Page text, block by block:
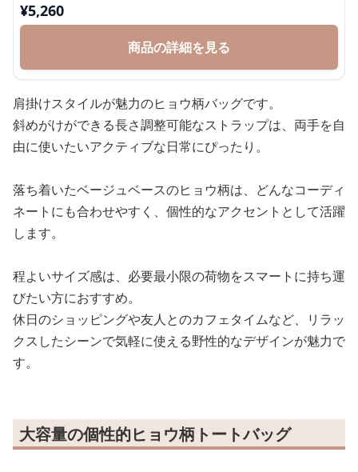
¥5,260
商品の詳細を見る
肩掛けスタイルが魅力のヒョウ柄バッグです。
斜めがけができる長さ調整可能なストラップは、両手を自
由に使いたいアクティブな日常にぴったり。
落ち着いたベージュベースのヒョウ柄は、どんなコーディ
ネートにも合わせやすく、個性的なアクセントとして活躍
します。
程よいサイズ感は、必要最小限の荷物をスマートに持ち運
びたい方におすすめ。
休日のショッピングや友人とのカフェタイムなど、リラッ
クスしたシーンで気軽に使える野性的なデザインが魅力で
す。
大容量の個性的ヒョウ柄トートバッグ